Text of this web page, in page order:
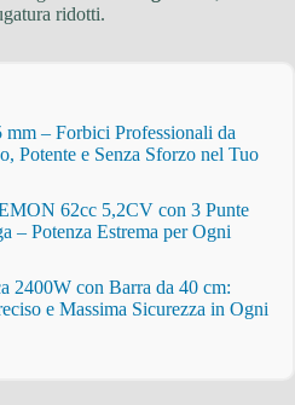
ridotti.
– Forbici Professionali da
Potente e Senza Sforzo nel Tuo
62cc 5,2CV con 3 Punte
– Potenza Estrema per Ogni
2400W con Barra da 40 cm:
e Massima Sicurezza in Ogni